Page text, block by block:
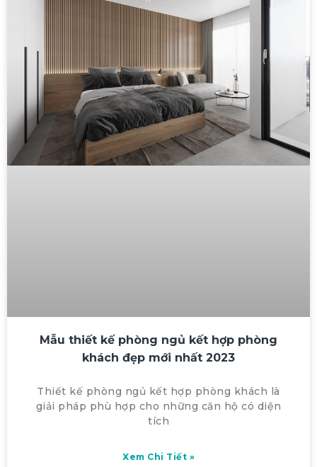
Mẫu thiết kế phòng ngủ kết hợp phòng
khách đẹp mới nhất 2023
Thiết kế phòng ngủ kết hợp phòng khách là
giải pháp phù hợp cho những căn hộ có diện
tích
Xem Chi Tiết »